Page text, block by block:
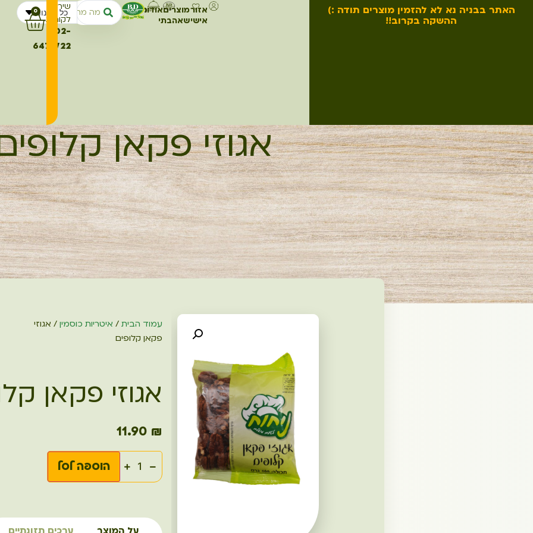
האתר בבניה נא לא להזמין מוצרים תודה :)
ההשקה בקרוב!!
אזור
אישי
מוצרים
שאהבתי
אודותינומתכונים כל החנות
שירות
לקוחות
02-
6473722
0
אגוזי פקאן
עמוד הבית/ איטריות כוסמין/ אגוזי
פקאן קלופים
אגוזי פקאן
11.90 ₪
הוספה לסל